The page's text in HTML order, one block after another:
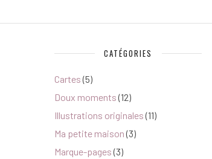
CATÉGORIES
Cartes (5)
Doux moments (12)
Illustrations originales (11)
Ma petite maison (3)
Marque-pages (3)